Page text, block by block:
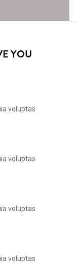
YOU
voluptas
voluptas
voluptas
voluptas